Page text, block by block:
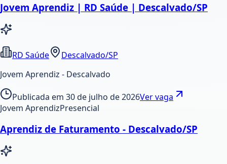
Jovem Aprendiz | RD Saúde | Descalvado/SP
RD Saúde
Descalvado/SP
Jovem Aprendiz - Descalvado
Publicada em 30 de julho de 2026Ver vaga
Jovem AprendizPresencial
Aprendiz de Faturamento - Descalvado/SP